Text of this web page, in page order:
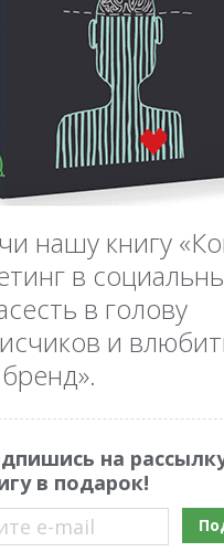
нашу книгу
в
в голову
и
на
в подарок!
e-mail